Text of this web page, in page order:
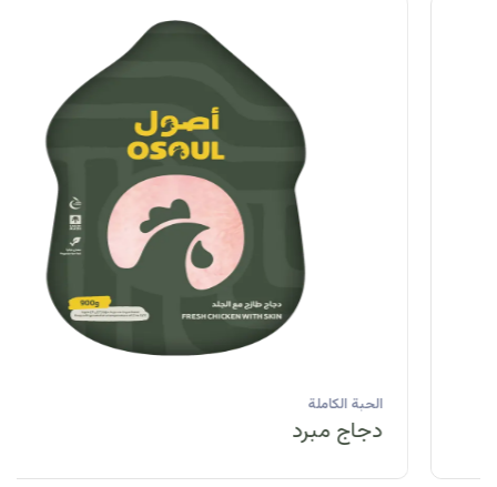
الحبة الكاملة
دجاج مبرد